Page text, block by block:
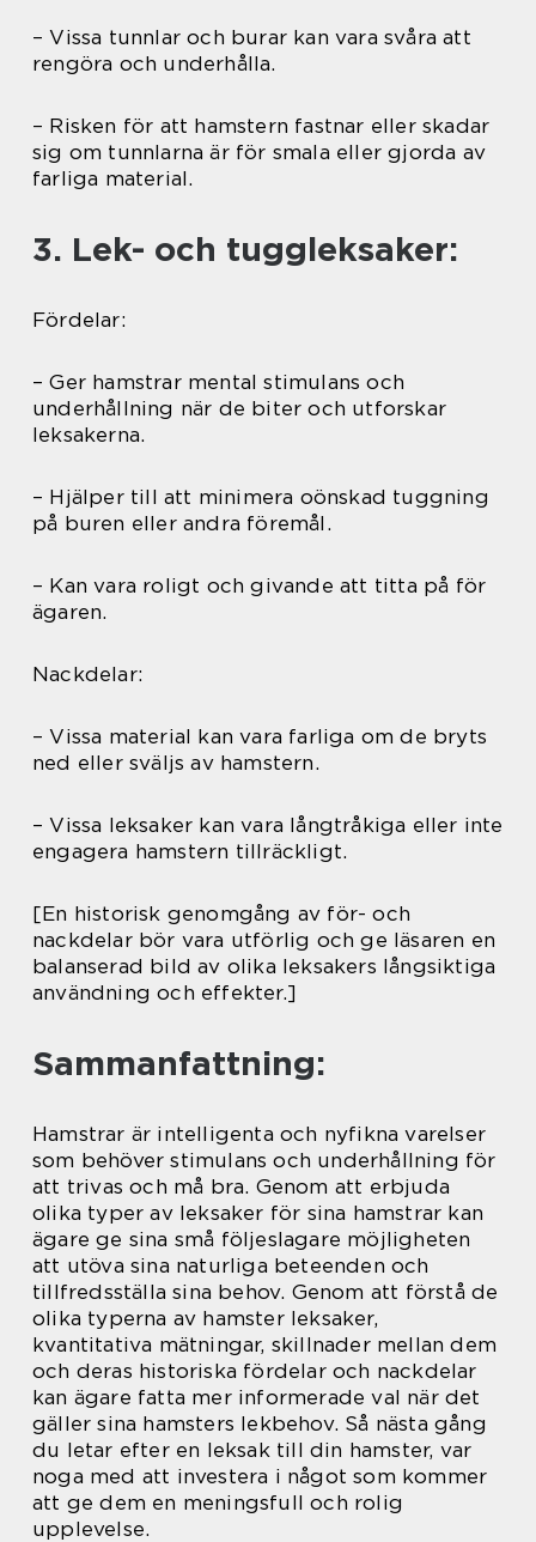
– Vissa tunnlar och burar kan vara svåra att
rengöra och underhålla.
– Risken för att hamstern fastnar eller skadar
sig om tunnlarna är för smala eller gjorda av
farliga material.
3. Lek- och tuggleksaker:
Fördelar:
– Ger hamstrar mental stimulans och
underhållning när de biter och utforskar
leksakerna.
– Hjälper till att minimera oönskad tuggning
på buren eller andra föremål.
– Kan vara roligt och givande att titta på för
ägaren.
Nackdelar:
– Vissa material kan vara farliga om de bryts
ned eller sväljs av hamstern.
– Vissa leksaker kan vara långtråkiga eller inte
engagera hamstern tillräckligt.
[En historisk genomgång av för- och
nackdelar bör vara utförlig och ge läsaren en
balanserad bild av olika leksakers långsiktiga
användning och effekter.]
Sammanfattning:
Hamstrar är intelligenta och nyfikna varelser
som behöver stimulans och underhållning för
att trivas och må bra. Genom att erbjuda
olika typer av leksaker för sina hamstrar kan
ägare ge sina små följeslagare möjligheten
att utöva sina naturliga beteenden och
tillfredsställa sina behov. Genom att förstå de
olika typerna av hamster leksaker,
kvantitativa mätningar, skillnader mellan dem
och deras historiska fördelar och nackdelar
kan ägare fatta mer informerade val när det
gäller sina hamsters lekbehov. Så nästa gång
du letar efter en leksak till din hamster, var
noga med att investera i något som kommer
att ge dem en meningsfull och rolig
upplevelse.